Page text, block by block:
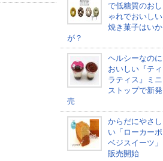
で低糖質のおし
ゃれでおいしい
焼き菓子はいか
が？
ヘルシーなのに
おいしい『ティ
ラティス』ミニ
ストップで新発
売
からだにやさし
い「ローカーボ
ベジスイーツ」
販売開始